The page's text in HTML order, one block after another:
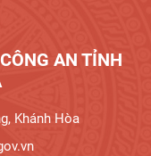
AN TỈNH
Khánh Hòa